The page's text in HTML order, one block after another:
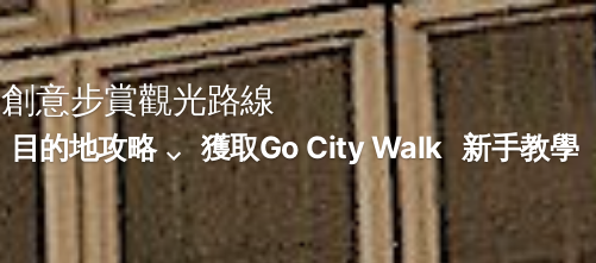
創意步賞觀光路線
目的地攻略 獲取Go City Walk 新手教學